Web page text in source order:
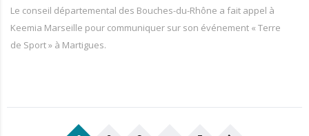
Le conseil départemental des Bouches-du-Rhône a fait appel à
Keemia Marseille pour communiquer sur son événement « Terre
de Sport » à Martigues.